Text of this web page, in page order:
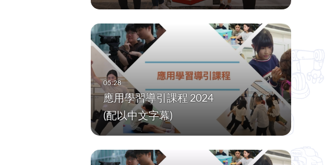
應用學習導引課程 2024
(配以中文字幕)